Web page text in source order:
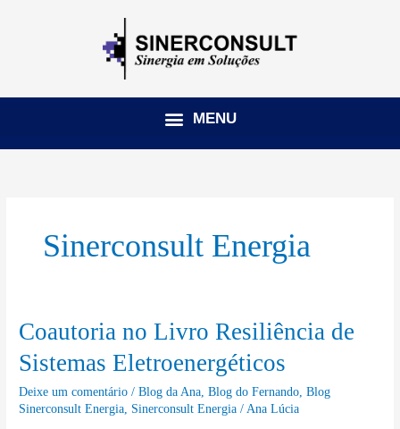
Sinerconsult Energia
Coautoria no Livro Resiliência de
Sistemas Eletroenergéticos
Deixe um comentário /Blog da Ana,Blog do Fernando,Blog
Sinerconsult Energia, Sinerconsult Energia /Ana Lúcia
Coautoria
Livro
Resiliência